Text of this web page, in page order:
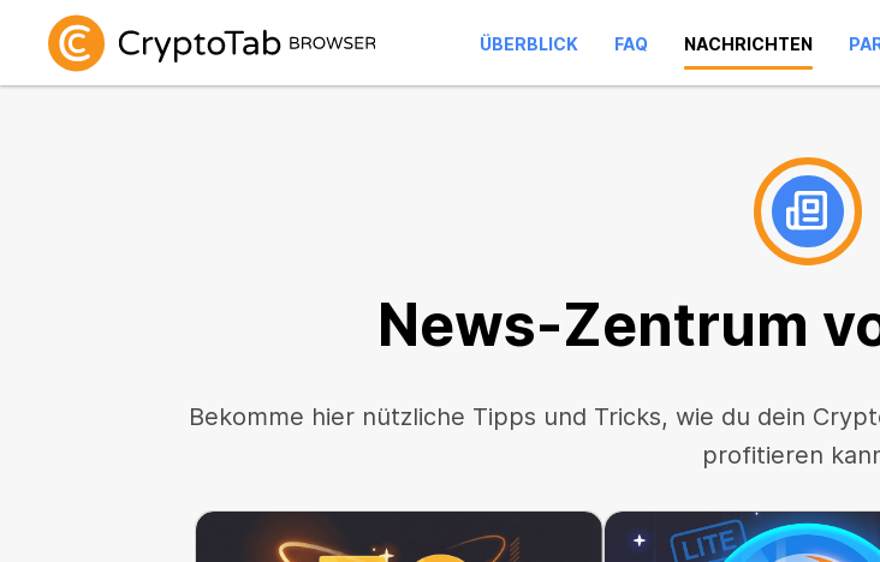
ÜBERBLICK FAQ NACHRICHTEN
News-Zentrum
Bekomme hier nützliche Tipps und Tricks, wie du dein
profitieren